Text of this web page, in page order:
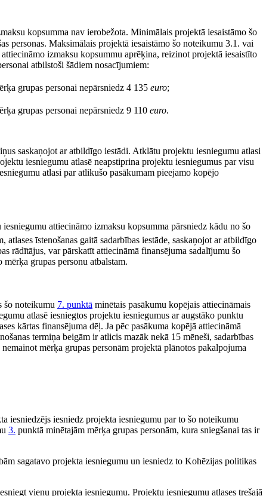
kopsumma nav ierobežota. Minimālais projektā iesaistāmo šo
personas. Maksimālais projektā iesaistāmo šo noteikumu 3.1. vai
izmaksu kopsummu aprēķina, reizinot projektā iesaistīto
atbilstoši šādiem nosacījumiem:
grupas personai nepārsniedz 4 135 euro;
grupas personai nepārsniedz 9 110 euro.
saskaņojot ar atbildīgo iestādi. Atklātu projektu iesniegumu atlasi
iesniegumu atlasē neapstiprina projektu iesniegumus par visu
atlasi par atlikušo pasākumam pieejamo kopējo
attiecināmo izmaksu kopsumma pārsniedz kādu no šo
īstenošanas gaitā sadarbības iestāde, saskaņojot ar atbildīgo
rādītājus, var pārskatīt attiecināmā finansējuma sadalījumu šo
grupas personu atbalstam.
šo noteikumu 7. punktā minētais pasākumu kopējais attiecināmais
atlasē iesniegtos projektu iesniegumus ar augstāko punktu
kārtas finansējuma dēļ. Ja pēc pasākuma kopējā attiecināmā
termiņa beigām ir atlicis mazāk nekā 15 mēneši, sadarbības
mērķa grupas personām projektā plānotos pakalpojuma
iesniedzējs iesniedz projekta iesniegumu par to šo noteikumu
3. punktā minētajām mērķa grupas personām, kura sniegšanai tas ir
sagatavo projekta iesniegumu un iesniedz to Kohēzijas politikas
vienu projekta iesniegumu. Projektu iesniegumu atlases trešajā